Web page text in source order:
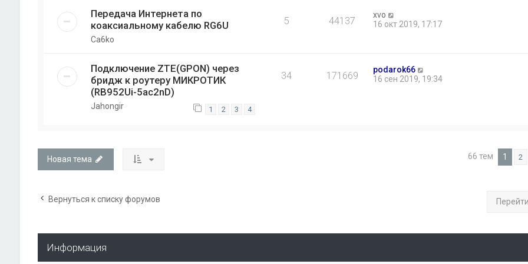
Передача Интернета по
коаксиальному кабелю RG6U
Ca6ko
5 44137
xvo
16 окт 2019, 17:17
Подключение ZTE(GPON) через
бридж к роутеру МИКРОТИК
(RB952Ui-5ac2nD)
Jahongir 1 2 3 4
34 171669
podarok66
16 сен 2019, 19:34
Новая тема 66 тем 1 2
Вернуться к списку форумов Перейти
Информация